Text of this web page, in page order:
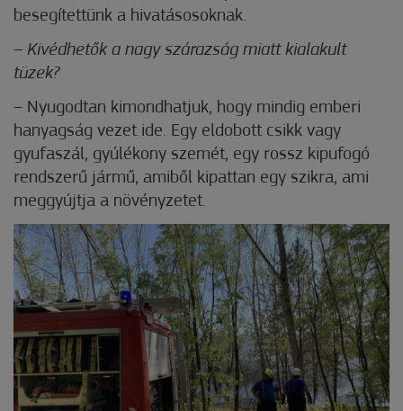
besegítettünk a hivatásosoknak.
– Kivédhetők a nagy szárazság miatt kialakult
tüzek?
– Nyugodtan kimondhatjuk, hogy mindig emberi
hanyagság vezet ide. Egy eldobott csikk vagy
gyufaszál, gyúlékony szemét, egy rossz kipufogó
rendszerű jármű, amiből kipattan egy szikra, ami
meggyújtja a növényzetet.